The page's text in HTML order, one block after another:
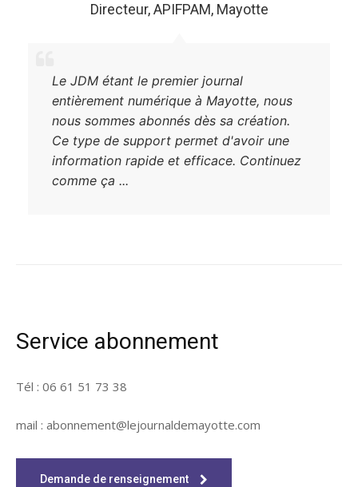
Directeur,APIFPAM, Mayotte
Le JDM étant le premier journal
entièrement numérique à Mayotte, nous
nous sommes abonnés dès sa création.
Ce type de support permet d'avoir une
information rapide et efficace. Continuez
comme ça ...
Service abonnement
Tél : 06 61 51 73 38
mail : abonnement@lejournaldemayotte.com
Demande de renseignement